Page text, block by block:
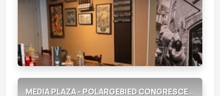
MEDIA PLAZA - POLARGEBIED CONGRESCENTRUM